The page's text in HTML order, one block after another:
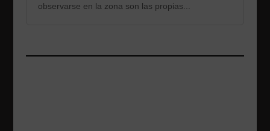
observarse en la zona son las propias...